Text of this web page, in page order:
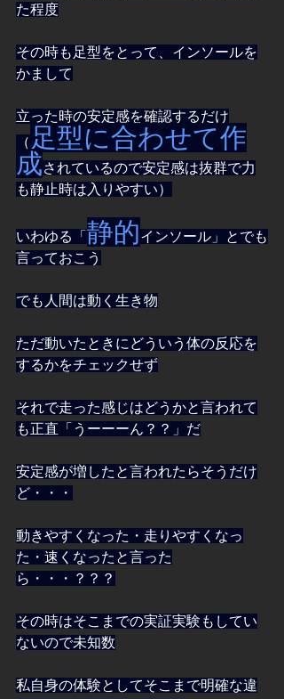
た程度
その時も足型をとって、インソールを
かまして
立った時の安定感を確認するだけ
（ 足型に合わせて作
成されているので安定感は抜群で力
も静止時は入りやすい）
いわゆる「 静的インソール」とでも
言っておこう
でも人間は動く生き物
ただ動いたときにどういう体の反応を
するかをチェックせず
それで走った感じはどうかと言われて
も正直「うーーーん？？」だ
安定感が増したと言われたらそうだけ
ど・・・
動きやすくなった・走りやすくなっ
た・速くなったと言った
ら・・・？？？
その時はそこまでの実証実験もしてい
ないので未知数
私自身の体験としてそこまで明確な違